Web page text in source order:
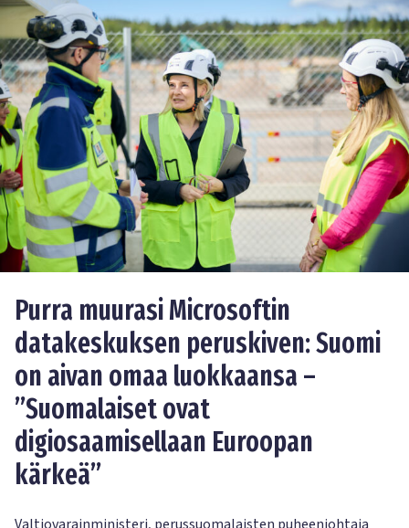
Purra muurasi Microsoftin
datakeskuksen peruskiven: Suomi
on aivan omaa luokkaansa –
”Suomalaiset ovat
digiosaamisellaan Euroopan
kärkeä”